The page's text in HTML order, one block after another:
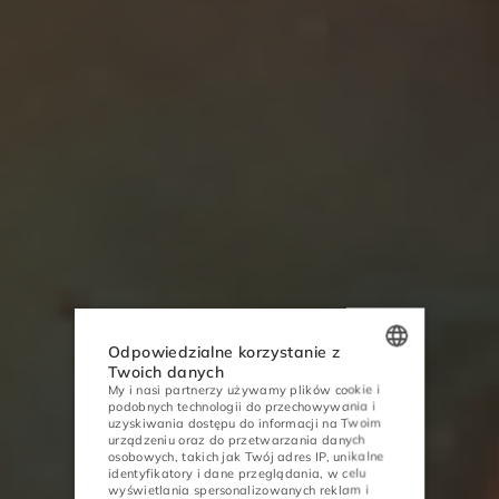
POLISH
ENGLISH
GERMAN
Odpowiedzialne korzystanie z
Twoich danych
My i nasi partnerzy używamy plików cookie i
podobnych technologii do przechowywania i
uzyskiwania dostępu do informacji na Twoim
urządzeniu oraz do przetwarzania danych
osobowych, takich jak Twój adres IP, unikalne
identyfikatory i dane przeglądania, w celu
wyświetlania spersonalizowanych reklam i